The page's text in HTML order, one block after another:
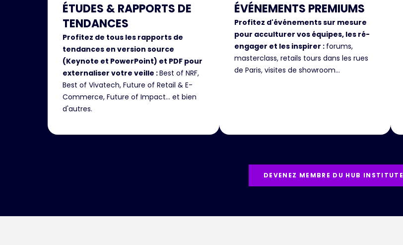
ÉTUDES & RAPPORTS DE
TENDANCES
Profitez de tous les rapports de
tendances en version source
(Keynote et PowerPoint) et PDF pour
externaliser votre veille :Best of NRF,
Best of Vivatech, Future of Retail & E-
Commerce, Future of Impact... et bien
d'autres.
ÉVÉNEMENTS PREMIUMS
Profitez d'événements sur mesure
pour acculturer vos équipes, les ré-
engager et les inspirer : forums,
masterclass, retails tours dans les rues
de Paris, visites de showroom...
DEVENEZ MEMBRE DU HUB INSTITUTE